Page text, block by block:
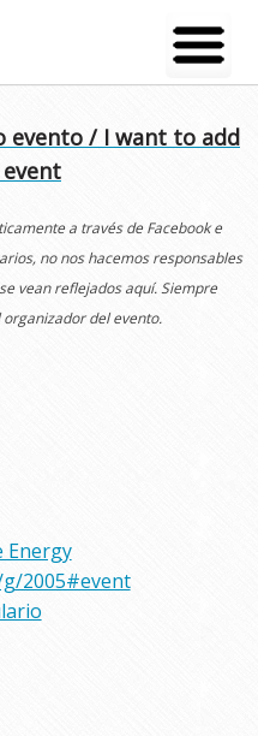
evento / I want to add
a través de Facebook e
no nos hacemos responsables
vean reflejados aquí. Siempre
del evento.
Energy
2005#event